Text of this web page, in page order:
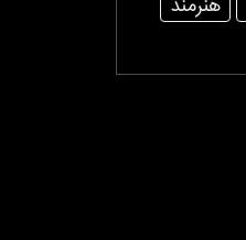
هنرمند